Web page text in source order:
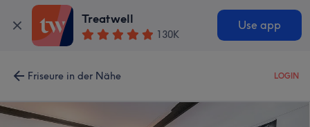
Treatwell
130K
Use app
Friseure in der Nähe LOGIN